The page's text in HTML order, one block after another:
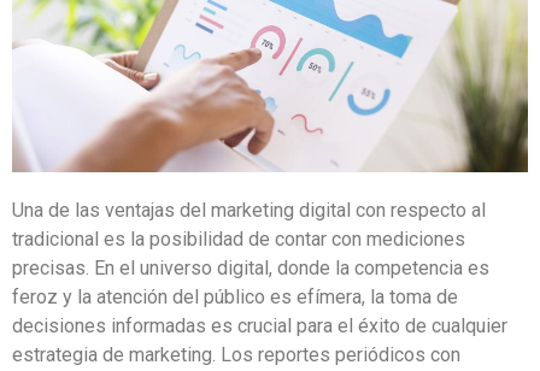
Una de las ventajas del marketing digital con respecto al
tradicional es la posibilidad de contar con mediciones
precisas. En el universo digital, donde la competencia es
feroz y la atención del público es efímera, la toma de
decisiones informadas es crucial para el éxito de cualquier
estrategia de marketing. Los reportes periódicos con